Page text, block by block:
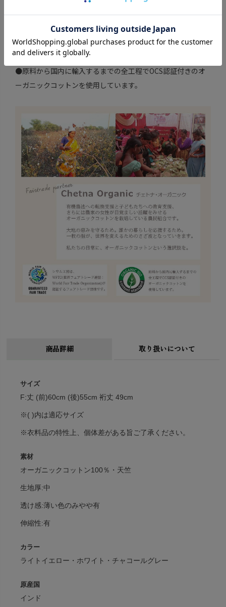
ド
●シサム工房は、WFTO(世界フェアトレード連盟：World
Fair Trade Organization)が認証するフェアトレード団体で
す。
●原料から国内に輸入するまでの全工程でOCS認証付きのオ
ーガニックコットンを使用しています。
商品詳細 取り扱いについて
サイズ
F:丈 (前)60cm (後)55cm 裄丈 49cm
※( )内は適応サイズ
※衣料品の特性上、個体差がある旨ご了承ください。
素材
オーガニックコットン100％・天竺
生地厚:中
透け感:薄い色のみやや有
伸縮性:有
カラー
ライトイエロー・ホワイト・チャコールグレー
原産国
インド